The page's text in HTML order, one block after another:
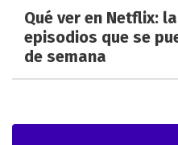
Qué ver en Netflix:
episodios que se
de semana